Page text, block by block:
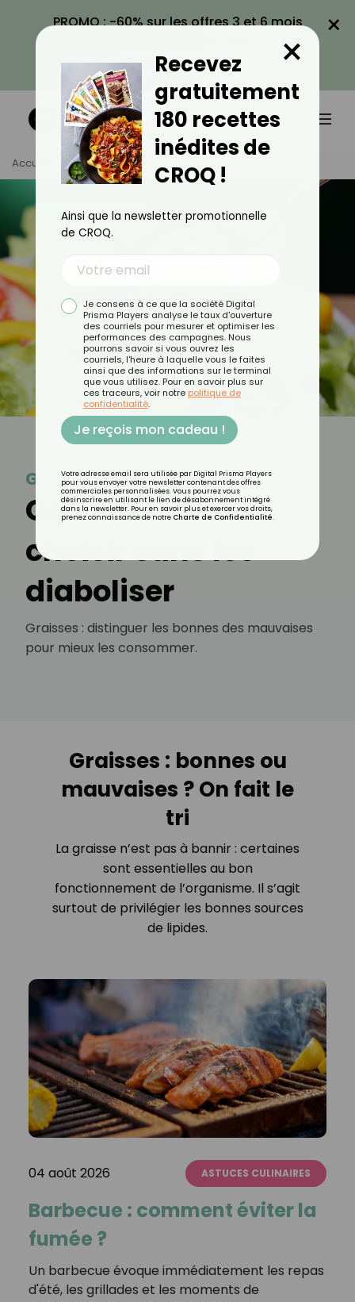
PROMO : -60% sur les offres 3 et 6 mois
VOIR LA PROMO
×
Accueil Tag Graisse
Graisse
Graisses : bien
choisir sans les
diaboliser
Graisses : distinguer les bonnes des mauvaises
pour mieux les consommer.
Graisses : bonnes ou
mauvaises ? On fait le
tri
La graisse n’est pas à bannir : certaines
sont essentielles au bon
fonctionnement de l’organisme. Il s’agit
surtout de privilégier les bonnes sources
de lipides.
04 août 2026 ASTUCES CULINAIRES
Barbecue : comment éviter la
fumée ?
Un barbecue évoque immédiatement les repas
d'été, les grillades et les moments de
Recevez
gratuitement
180 recettes
inédites de
CROQ !
×
Ainsi que la newsletter promotionnelle
de CROQ.
Je consens à ce que la société Digital
Prisma Players analyse le taux d'ouverture
des courriels pour mesurer et optimiser les
performances des campagnes. Nous
pourrons savoir si vous ouvrez les
courriels, l'heure à laquelle vous le faites
ainsi que des informations sur le terminal
que vous utilisez. Pour en savoir plus sur
ces traceurs, voir notre politique de
confidentialité.
Je reçois mon cadeau !
Votre adresse email sera utilisée par Digital Prisma Players
pour vous envoyer votre newsletter contenant des offres
commerciales personnalisées. Vous pourrez vous
désinscrire en utilisant le lien de désabonnement intégré
dans la newsletter. Pour en savoir plus et exercer vos droits,
prenez connaissance de notre Charte de Confidentialité.